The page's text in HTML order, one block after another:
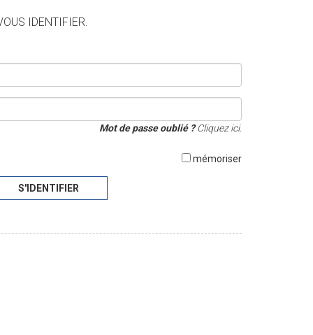
IDENTIFIER.
Mot de passe oublié ?Cliquez ici.
mémoriser
S'IDENTIFIER